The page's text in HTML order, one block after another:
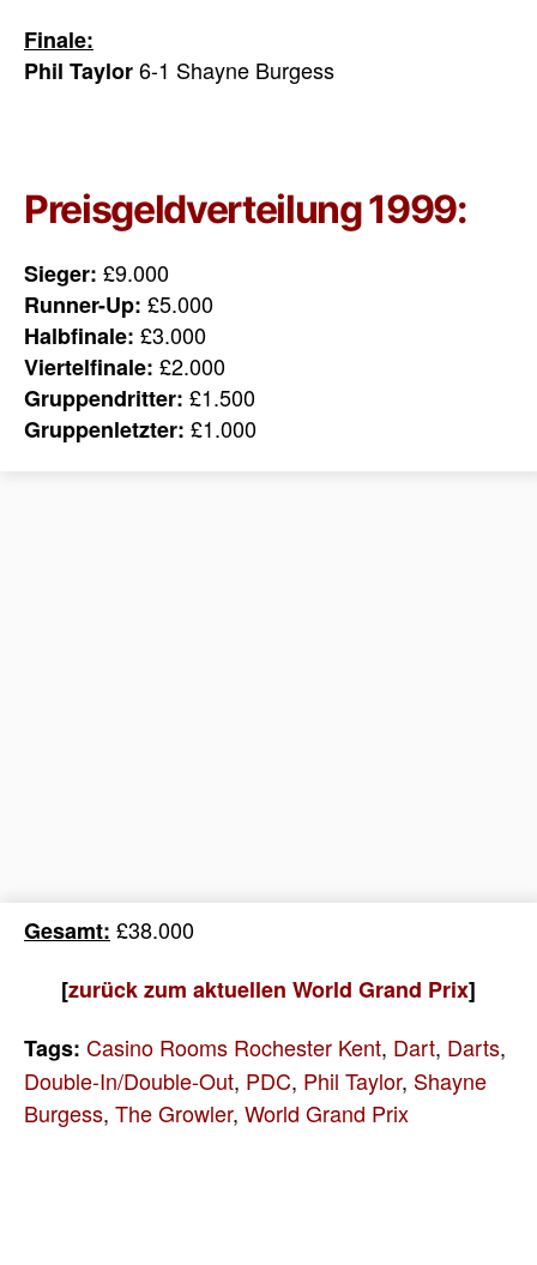
Finale:
Phil Taylor6-1 Shayne Burgess
Preisgeldverteilung 1999:
Sieger: £9.000
Runner-Up: £5.000
Halbfinale: £3.000
Viertelfinale: £2.000
Gruppendritter: £1.500
Gruppenletzter: £1.000
Gesamt: £38.000
[zurück zum aktuellen World Grand Prix]
Tags: Casino Rooms Rochester Kent, Dart, Darts,
Double-In/Double-Out, PDC, Phil Taylor, Shayne
Burgess, The Growler, World Grand Prix